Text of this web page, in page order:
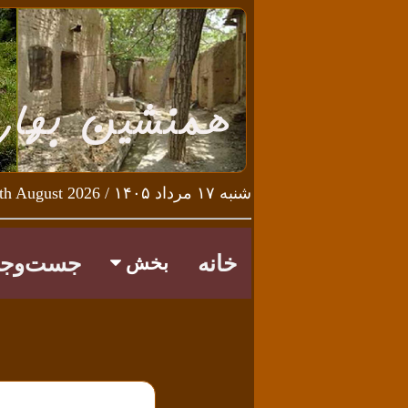
شنبه ۱۷ مرداد ۱۴۰۵ / Saturday 8th August 2026
خانه بخش